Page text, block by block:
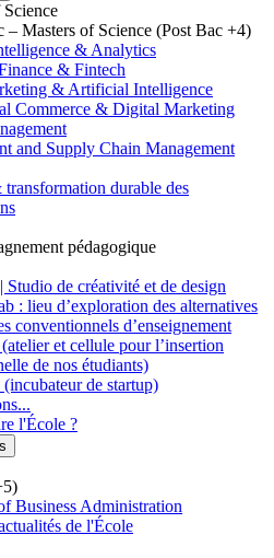
– Masters of Science (Post Bac +4)
& Analytics
& Fintech
& Artificial Intelligence
Commerce & Digital Marketing
and Supply Chain Management
transformation durable des
pédagogique
Studio de créativité et de design
: lieu d’exploration des alternatives
conventionnels d’enseignement
et cellule pour l’insertion
de nos étudiants)
(incubateur de startup)
l'École ?
Business Administration
de l'École